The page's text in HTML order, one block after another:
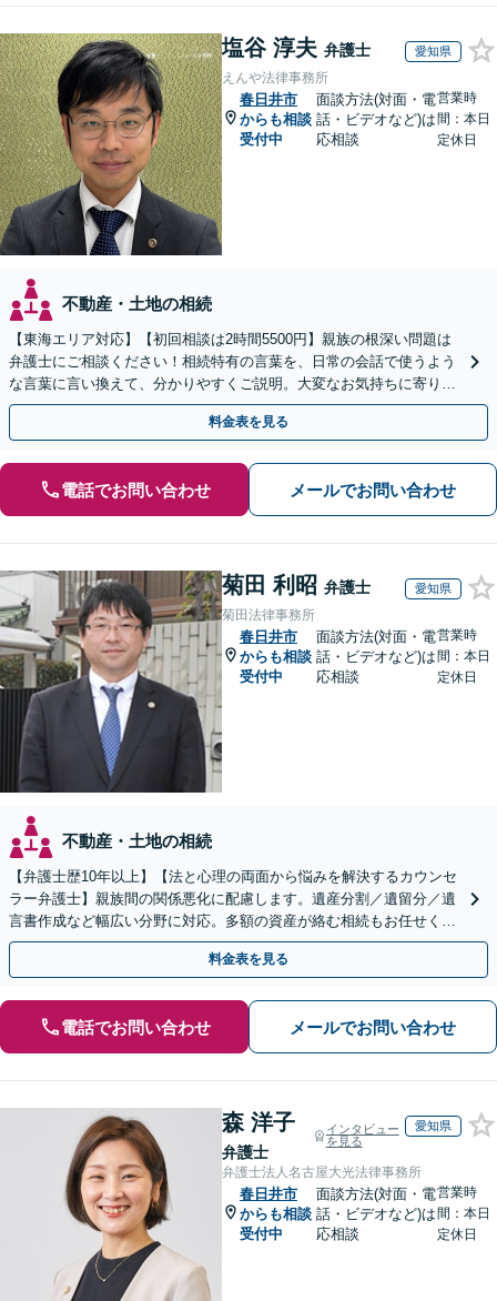
塩谷 淳夫 弁護士 愛知県
えんや法律事務所
春日井市
からも相談
受付中
面談方法(対面・電
話・ビデオなど)は
応相談
営業時
間：本日
定休日
不動産・土地の相続
【東海エリア対応】【初回相談は2時間5500円】親族の根深い問題は
弁護士にご相談ください！相続特有の言葉を、日常の会話で使うよう
な言葉に言い換えて、分かりやすくご説明。大変なお気持ちに寄り添
い、納得できる解決を目指します
料金表を見る
電話でお問い合わせ メールでお問い合わせ
菊田 利昭 弁護士 愛知県
菊田法律事務所
春日井市
からも相談
受付中
面談方法(対面・電
話・ビデオなど)は
応相談
営業時
間：本日
定休日
不動産・土地の相続
【弁護士歴10年以上】【法と心理の両面から悩みを解決するカウンセ
ラー弁護士】親族間の関係悪化に配慮します。遺産分割／遺留分／遺
言書作成など幅広い分野に対応。多額の資産が絡む相続もお任せくだ
さい。【夜間・休日の相談可能】【駐車場完備】
料金表を見る
電話でお問い合わせ メールでお問い合わせ
森 洋子
弁護士
インタビュー
を見る
愛知県
弁護士法人名古屋大光法律事務所
春日井市
からも相談
受付中
面談方法(対面・電
話・ビデオなど)は
応相談
営業時
間：本日
定休日